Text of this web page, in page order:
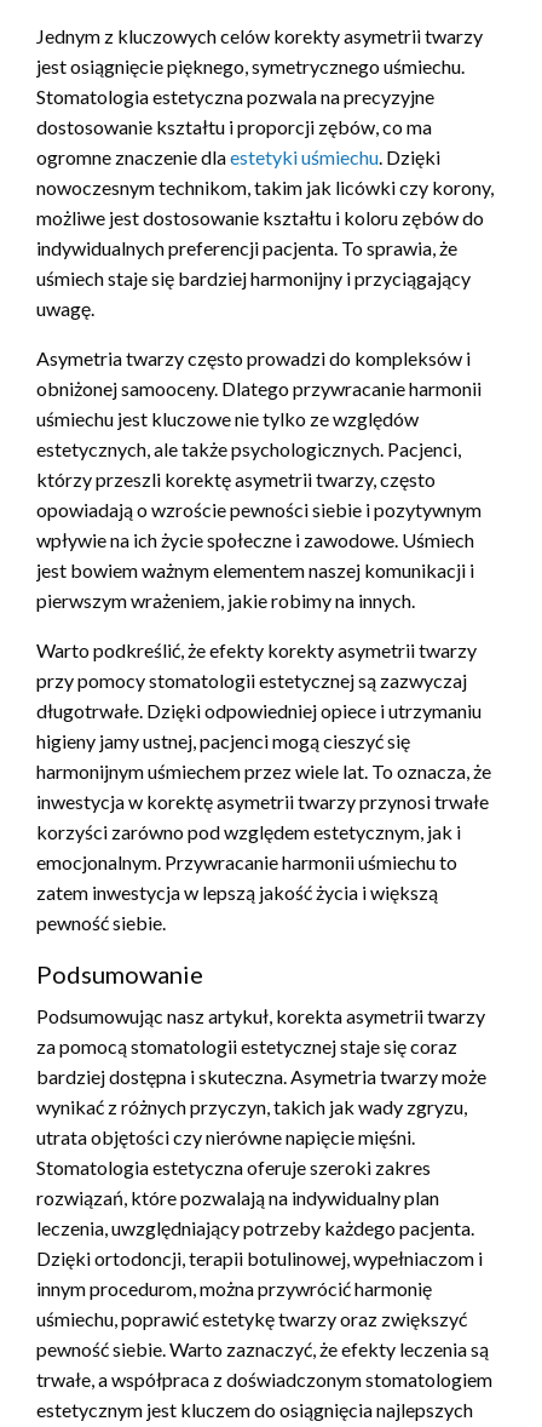
Jednym z kluczowych celów korekty asymetrii twarzy
jest osiągnięcie pięknego, symetrycznego uśmiechu.
Stomatologia estetyczna pozwala na precyzyjne
dostosowanie kształtu i proporcji zębów, co ma
ogromne znaczenie dlaestetyki uśmiechu. Dzięki
nowoczesnym technikom, takim jak licówki czy korony,
możliwe jest dostosowanie kształtu i koloru zębów do
indywidualnych preferencji pacjenta. To sprawia, że
uśmiech staje się bardziej harmonijny i przyciągający
uwagę.
Asymetria twarzy często prowadzi do kompleksów i
obniżonej samooceny. Dlatego przywracanie harmonii
uśmiechu jest kluczowe nie tylko ze względów
estetycznych, ale także psychologicznych. Pacjenci,
którzy przeszli korektę asymetrii twarzy, często
opowiadają o wzroście pewności siebie i pozytywnym
wpływie na ich życie społeczne i zawodowe. Uśmiech
jest bowiem ważnym elementem naszej komunikacji i
pierwszym wrażeniem, jakie robimy na innych.
Warto podkreślić, że efekty korekty asymetrii twarzy
przy pomocy stomatologii estetycznej są zazwyczaj
długotrwałe. Dzięki odpowiedniej opiece i utrzymaniu
higieny jamy ustnej, pacjenci mogą cieszyć się
harmonijnym uśmiechem przez wiele lat. To oznacza, że
inwestycja w korektę asymetrii twarzy przynosi trwałe
korzyści zarówno pod względem estetycznym, jak i
emocjonalnym. Przywracanie harmonii uśmiechu to
zatem inwestycja w lepszą jakość życia i większą
pewność siebie.
Podsumowanie
Podsumowując nasz artykuł, korekta asymetrii twarzy
za pomocą stomatologii estetycznej staje się coraz
bardziej dostępna i skuteczna. Asymetria twarzy może
wynikać z różnych przyczyn, takich jak wady zgryzu,
utrata objętości czy nierówne napięcie mięśni.
Stomatologia estetyczna oferuje szeroki zakres
rozwiązań, które pozwalają na indywidualny plan
leczenia, uwzględniający potrzeby każdego pacjenta.
Dzięki ortodoncji, terapii botulinowej, wypełniaczom i
innym procedurom, można przywrócić harmonię
uśmiechu, poprawić estetykę twarzy oraz zwiększyć
pewność siebie. Warto zaznaczyć, że efekty leczenia są
trwałe, a współpraca z doświadczonym stomatologiem
estetycznym jest kluczem do osiągnięcia najlepszych